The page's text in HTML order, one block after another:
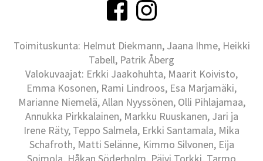
Toimituskunta: Helmut Diekmann, Jaana Ihme, Heikki
Tabell, Patrik Åberg
Valokuvaajat: Erkki Jaakohuhta, Maarit Koivisto,
Emma Kosonen, Rami Lindroos, Esa Marjamäki,
Marianne Niemelä, Allan Nyyssönen, Olli Pihlajamaa,
Annukka Pirkkalainen, Markku Ruuskanen, Jari ja
Irene Räty, Teppo Salmela, Erkki Santamala, Mika
Schafroth, Matti Selänne, Kimmo Silvonen, Eija